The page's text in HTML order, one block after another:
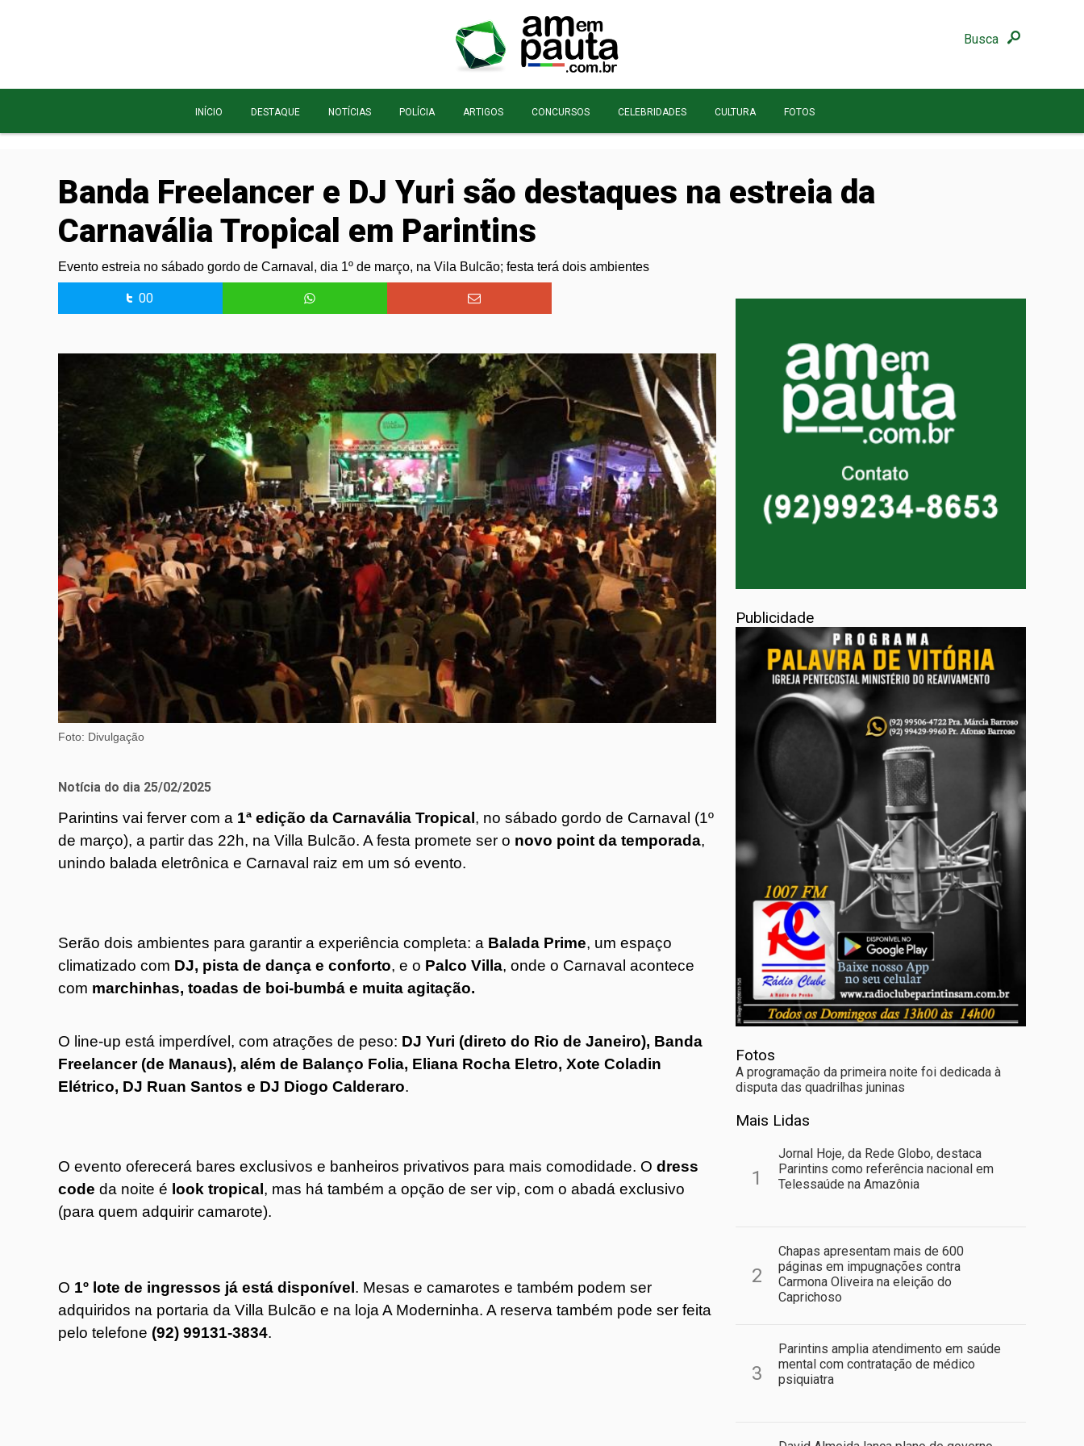
Busca
INÍCIO DESTAQUE NOTÍCIAS POLÍCIA ARTIGOS CONCURSOS CELEBRIDADES CULTURA FOTOS
Banda Freelancer e DJ Yuri são destaques na estreia da
Carnavália Tropical em Parintins
Evento estreia no sábado gordo de Carnaval, dia 1º de março, na Vila Bulcão; festa terá dois ambientes
00
Foto: Divulgação
Notícia do dia 25/02/2025
Parintins vai ferver com a 1ª edição da Carnavália Tropical , no sábado gordo de Carnaval (1º
de março), a partir das 22h, na Villa Bulcão. A festa promete ser o novo point da temporada,
unindo balada eletrônica e Carnaval raiz em um só evento.
Serão dois ambientes para garantir a experiência completa: a Balada Prime, um espaço
climatizado com DJ, pista de dança e conforto, e o Palco Villa, onde o Carnaval acontece
com marchinhas, toadas de boi-bumbá e muita agitação.
O line-up está imperdível, com atrações de peso: DJ Yuri (direto do Rio de Janeiro), Banda
Freelancer (de Manaus), além de Balanço Folia, Eliana Rocha Eletro, Xote Coladin
Elétrico, DJ Ruan Santos e DJ Diogo Calderaro.
O evento oferecerá bares exclusivos e banheiros privativos para mais comodidade. O dress
code da noite é look tropical , mas há também a opção de ser vip, com o abadá exclusivo
(para quem adquirir camarote).
O 1º lote de ingressos já está disponível . Mesas e camarotes e também podem ser
adquiridos na portaria da Villa Bulcão e na loja A Moderninha. A reserva também pode ser feita
pelo telefone (92) 99131-3834.
Publicidade
Fotos
A programação da primeira noite foi dedicada à
disputa das quadrilhas juninas
Mais Lidas
1
Jornal Hoje, da Rede Globo, destaca
Parintins como referência nacional em
Telessaúde na Amazônia
2
Chapas apresentam mais de 600
páginas em impugnações contra
Carmona Oliveira na eleição do
Caprichoso
3
Parintins amplia atendimento em saúde
mental com contratação de médico
psiquiatra